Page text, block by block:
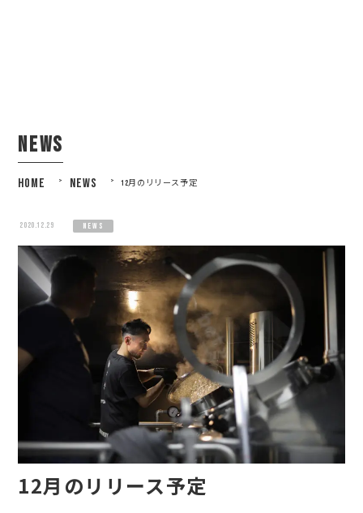
news
HOME > NEWS > 12月のリリース予定
2020.12.29 news
12月のリリース予定